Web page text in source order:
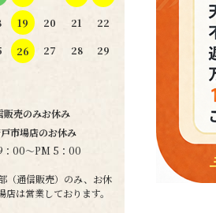
19 20 21 22
26 27 28 29
販売のみお休み
市場店のお休み
：00～PM 5：00
（通信販売）のみ、お休
店は営業しております。